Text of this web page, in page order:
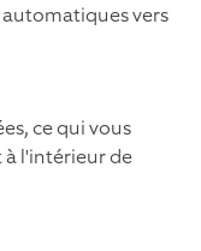
vers
ce qui vous
l'intérieur de